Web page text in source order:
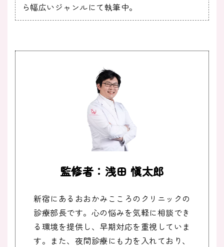
ら幅広いジャンルにて執筆中。
監修者：浅田 愼太郎
新宿にあるおおかみこころのクリニックの
診療部長です。心の悩みを気軽に相談でき
る環境を提供し、早期対応を重視していま
す。また、夜間診療にも力を入れており、